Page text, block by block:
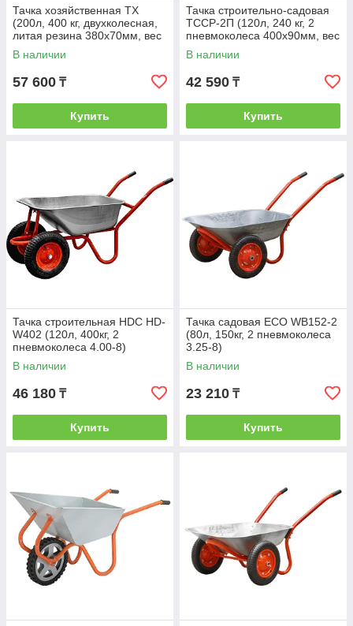
Тачка хозяйственная ТХ
(200л, 400 кг, двухколесная,
литая резина 380х70мм, вес
28 кг)
В наличии
57 600 ₸
Купить
Тачка строительно-садовая
ТССР-2П (120л, 240 кг, 2
пневмоколеса 400х90мм, вес
18,5 кг)
В наличии
42 590 ₸
Купить
Тачка строительная HDC HD-
W402 (120л, 400кг, 2
пневмоколеса 4.00-8)
В наличии
46 180 ₸
Купить
Тачка садовая ECO WB152-2
(80л, 150кг, 2 пневмоколеса
3.25-8)
В наличии
23 210 ₸
Купить